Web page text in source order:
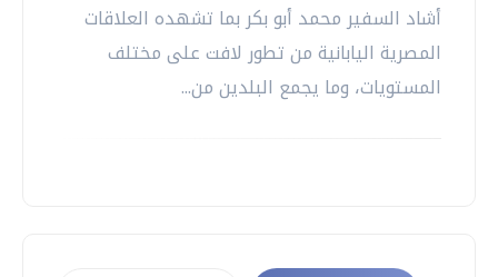
أشاد السفير محمد أبو بكر بما تشهده العلاقات
المصرية اليابانية من تطور لافت على مختلف
المستويات، وما يجمع البلدين من...